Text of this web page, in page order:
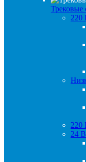
Трековые
220
220
24